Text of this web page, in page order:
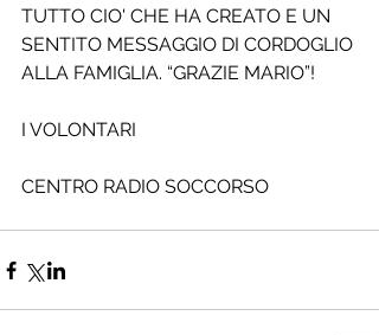
TUTTO CIO' CHE HA CREATO E UN
SENTITO MESSAGGIO DI CORDOGLIO
ALLA FAMIGLIA. “GRAZIE MARIO”!
I VOLONTARI
CENTRO RADIO SOCCORSO